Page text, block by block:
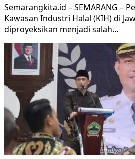
Semarangkita.id – SEMARANG –
Kawasan Industri Halal (KIH) di
diproyeksikan menjadi salah…